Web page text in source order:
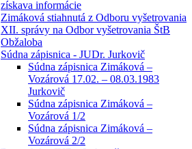
získava informácie
Zimáková stiahnutá z Odboru vyšetrovania
XII. správy na Odbor vyšetrovania ŠtB
Obžaloba
Súdna zápisnica - JUDr. Jurkovič
Súdna zápisnica Zimáková –
Vozárová 17.02. – 08.03.1983
Jurkovič
Súdna zápisnica Zimáková –
Vozárová 1/2
Súdna zápisnica Zimáková –
Vozárová 2/2